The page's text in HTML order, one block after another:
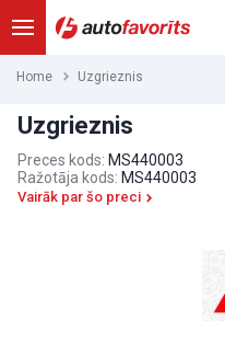
Home Uzgrieznis
Uzgrieznis
Preces kods: MS440003
Ražotāja kods: MS440003
Vairāk par šo preci